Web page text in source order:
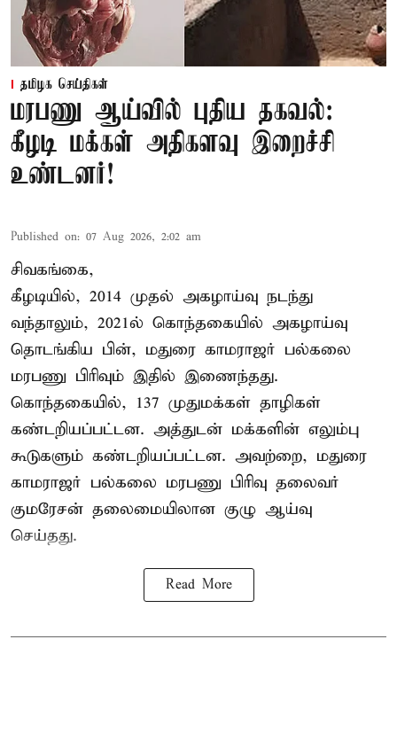
தமிழக செய்திகள்
மரபணு ஆய்வில் புதிய தகவல்:
கீழடி மக்கள் அதிகளவு இறைச்சி
உண்டனர்!
Published on: 07 Aug 2026, 2:02 am
சிவகங்கை,
கீழடியில், 2014 முதல் அகழாய்வு நடந்து
வந்தாலும், 2021ல் கொந்தகையில் அகழாய்வு
தொடங்கிய பின், மதுரை காமராஜர் பல்கலை
மரபணு பிரிவும் இதில் இணைந்தது.
கொந்தகையில், 137 முதுமக்கள் தாழிகள்
கண்டறியப்பட்டன. அத்துடன் மக்களின் எலும்பு
கூடுகளும் கண்டறியப்பட்டன. அவற்றை, மதுரை
காமராஜர் பல்கலை மரபணு பிரிவு தலைவர்
குமரேசன் தலைமையிலான குழு ஆய்வு
செய்தது.
Read More